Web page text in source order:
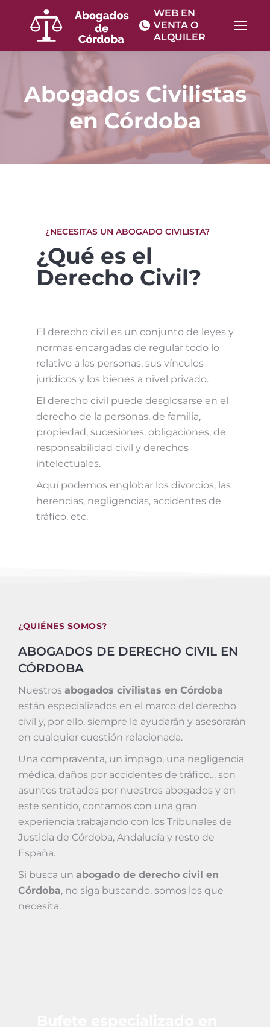
WEB EN
VENTA O
ALQUILER
Abogados Civilistas
en Córdoba
¿NECESITAS UN ABOGADO CIVILISTA?
¿Qué es el
Derecho Civil?
El derecho civil es un conjunto de leyes y
normas encargadas de regular todo lo
relativo a las personas, sus vínculos
jurídicos y los bienes a nivel privado.
El derecho civil puede desglosarse en el
derecho de la personas, de familia,
propiedad, sucesiones, obligaciones, de
responsabilidad civil y derechos
intelectuales.
Aquí podemos englobar los divorcios, las
herencias, negligencias, accidentes de
tráfico, etc.
¿QUIÉNES SOMOS?
ABOGADOS DE DERECHO CIVIL EN
CÓRDOBA
Nuestros abogados civilistas en Córdoba
están especializados en el marco del derecho
civil y, por ello, siempre le ayudarán y asesorarán
en cualquier cuestión relacionada.
Una compraventa, un impago, una negligencia
médica, daños por accidentes de tráfico… son
asuntos tratados por nuestros abogados y en
este sentido, contamos con una gran
experiencia trabajando con los Tribunales de
Justicia de Córdoba, Andalucía y resto de
España.
Si busca un abogado de derecho civil en
Córdoba, no siga buscando, somos los que
necesita.